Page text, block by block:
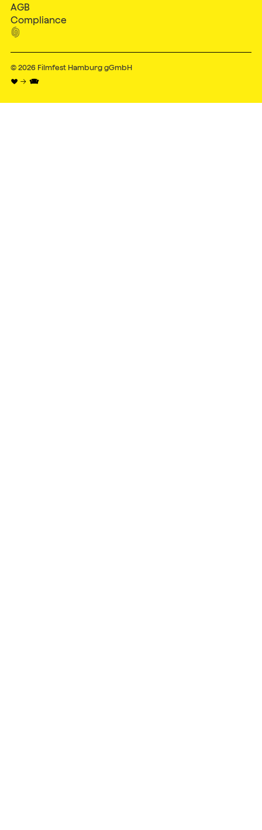
AGB
Compliance

© 2026 Filmfest Hamburg gGmbH
♥ → 